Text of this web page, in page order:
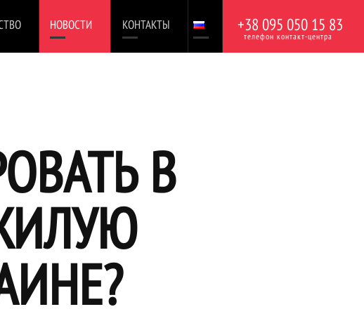
НОВОСТИ КОНТАКТЫ +38 095 050 15 83
телефон контакт-центра
В